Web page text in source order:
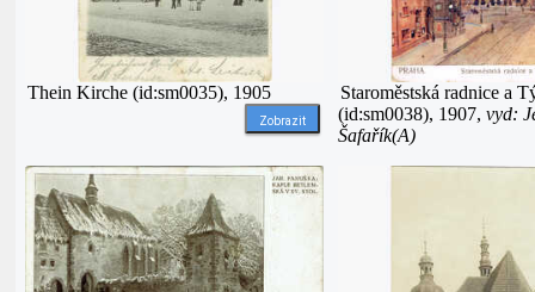
Thein Kirche (id:sm0035), 1905
Zobrazit
Staroměstská radnice a
(id:sm0038), 1907, vyd:
Šafařík(A)